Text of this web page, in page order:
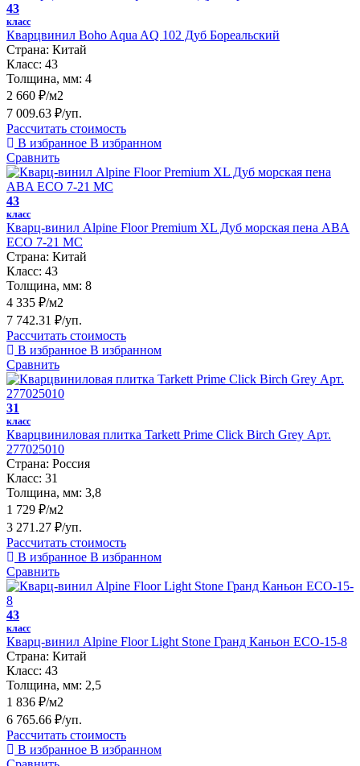
43
класс
Кварцвинил Boho Aqua AQ 102 Дуб Бореальский
Страна: Китай
Класс: 43
Толщина, мм: 4
2 660 ₽/м2
7 009.63 ₽/уп.
Рассчитать стоимость
В избранное В избранном
Сравнить
43
класс
Кварц-винил Alpine Floor Premium XL Дуб морская пена ABA
ECO 7-21 MC
Страна: Китай
Класс: 43
Толщина, мм: 8
4 335 ₽/м2
7 742.31 ₽/уп.
Рассчитать стоимость
В избранное В избранном
Сравнить
31
класс
Кварцвиниловая плитка Tarkett Prime Click Birch Grey Арт.
277025010
Страна: Россия
Класс: 31
Толщина, мм: 3,8
1 729 ₽/м2
3 271.27 ₽/уп.
Рассчитать стоимость
В избранное В избранном
Сравнить
43
класс
Кварц-винил Alpine Floor Light Stone Гранд Каньон ECO-15-8
Страна: Китай
Класс: 43
Толщина, мм: 2,5
1 836 ₽/м2
6 765.66 ₽/уп.
Рассчитать стоимость
В избранное В избранном